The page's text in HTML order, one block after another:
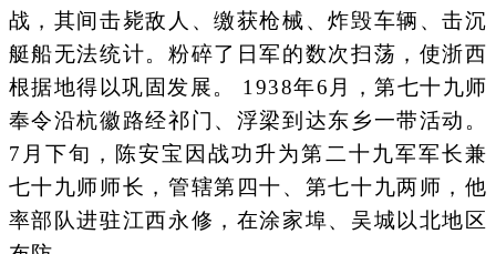
战，其间击毙敌人、缴获枪械、炸毁车辆、击沉
艇船无法统计。粉碎了日军的数次扫荡，使浙西
根据地得以巩固发展。 1938年6月，第七十九师
奉令沿杭徽路经祁门、浮梁到达东乡一带活动。
7月下旬，陈安宝因战功升为第二十九军军长兼
七十九师师长，管辖第四十、第七十九两师，他
率部队进驻江西永修，在涂家埠、吴城以北地区